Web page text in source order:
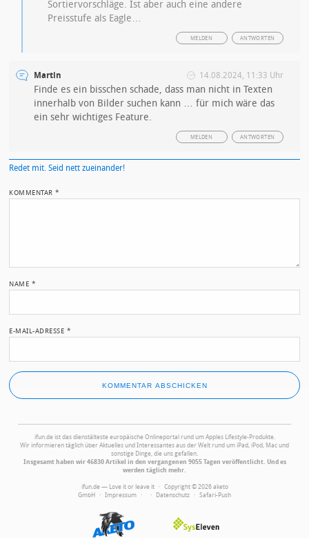
Sortiervorschläge. Ist aber auch eine andere
Preisstufe als Eagle…
ANTWORTEN
MELDEN
Martin 14.08.2024, 11:33 Uhr
Finde es ein bisschen schade, dass man nicht in Texten
innerhalb von Bilder suchen kann … für mich wäre das
ein sehr wichtiges Feature.
ANTWORTEN
MELDEN
Redet mit. Seid nett zueinander!
KOMMENTAR*
NAME *
E-MAIL-ADRESSE *
ifun.de ist das dienstälteste europäische Onlineportal rund um Apples Lifestyle-Produkte.
Wir informieren täglich über Aktuelles und Interessantes aus der Welt rund um iPad, iPod, Mac und
sonstige Dinge, die uns gefallen.
Insgesamt haben wir 46830 Artikel in den vergangenen 9055 Tagen veröffentlicht. Und es
werden täglich mehr.
ifun.de — Love it or leave it · Copyright © 2026 aketo
GmbH · Impressum · · Datenschutz · Safari-Push